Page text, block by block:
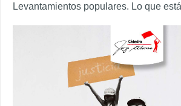
Levantamientos populares. Lo que